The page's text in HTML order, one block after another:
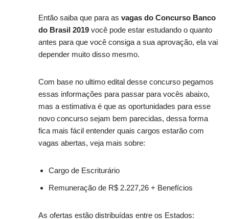
Então saiba que para as vagas do Concurso Banco
do Brasil 2019 você pode estar estudando o quanto
antes para que você consiga a sua aprovação, ela vai
depender muito disso mesmo.
Com base no ultimo edital desse concurso pegamos
essas informações para passar para vocês abaixo,
mas a estimativa é que as oportunidades para esse
novo concurso sejam bem parecidas, dessa forma
fica mais fácil entender quais cargos estarão com
vagas abertas, veja mais sobre:
Cargo de Escriturário
Remuneração de R$ 2.227,26 + Benefícios
As ofertas estão distribuídas entre os Estados: